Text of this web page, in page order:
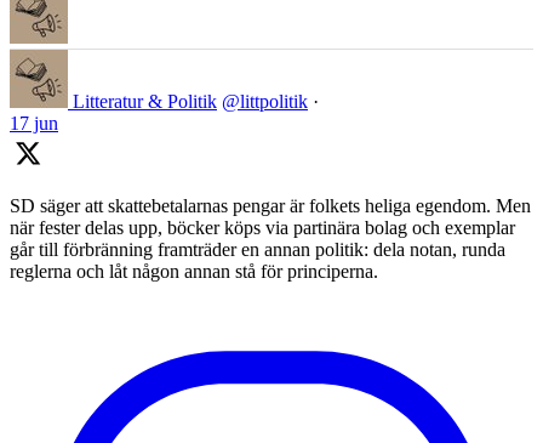
Litteratur & Politik @littpolitik ·
17 jun
SD säger att skattebetalarnas pengar är folkets heliga egendom. Men
när fester delas upp, böcker köps via partinära bolag och exemplar
går till förbränning framträder en annan politik: dela notan, runda
reglerna och låt någon annan stå för principerna.